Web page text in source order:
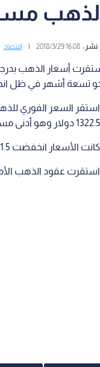
نشر :16:08 2018/3/29 اقتصاد
أسعار الذهب
تسعة أشهر في ظل
أدنى مستوياته منذ 21 مارس آذار، وفقا لرويرز.
انخفضت 1.5 بالمئة يوم الأربعاء في أكبر خسارة يومية بالنسبة المئوية منذ الثالث من يوليو تموز 2017.
عقود الذهب الأمريكية